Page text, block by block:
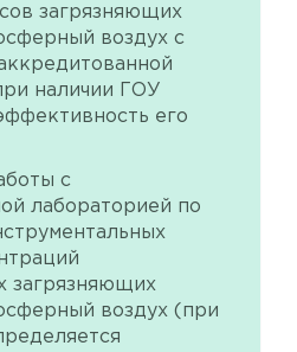
загрязняющих
воздух с
наличии ГОУ
его
с
лабораторией по
загрязняющих
воздух (при